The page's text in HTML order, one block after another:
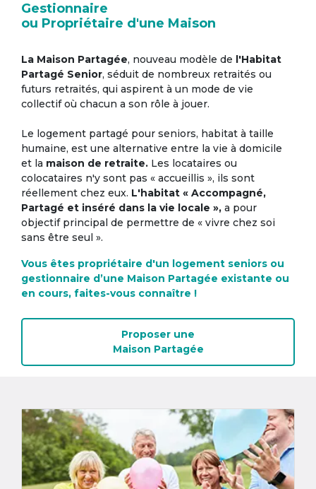
Gestionnaire
ou Propriétaire d'une Maison
La Maison Partagée, nouveau modèle de l'Habitat
Partagé Senior, séduit de nombreux retraités ou
futurs retraités, qui aspirent à un mode de vie
collectif où chacun a son rôle à jouer.
Le logement partagé pour seniors, habitat à taille
humaine, est une alternative entre la vie à domicile
et la maison de retraite. Les locataires ou
colocataires n'y sont pas « accueillis », ils sont
réellement chez eux. L'habitat « Accompagné,
Partagé et inséré dans la vie locale », a pour
objectif principal de permettre de « vivre chez soi
sans être seul ».
Vous êtes propriétaire d'un logement seniors ou
gestionnaire d’une Maison Partagée existante ou
en cours, faites-vous connaître !
Proposer une
Maison Partagée